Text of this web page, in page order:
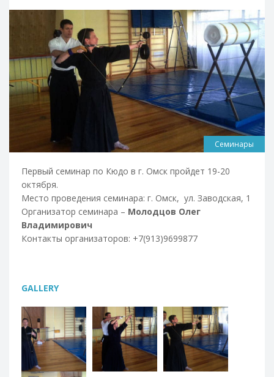
Семинары
Первый семинар по Кюдо в г. Омск пройдет 19-20
октября.
Место проведения семинара: г. Омск, ул. Заводская, 1
Организатор семинара – Молодцов Олег
Владимирович
Контакты организаторов: +7(913)9699877
GALLERY